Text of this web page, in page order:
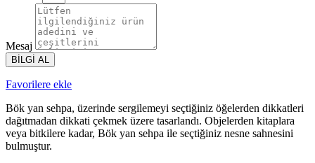
Mesaj
BİLGİ AL
Favorilere ekle
Bök yan sehpa, üzerinde sergilemeyi seçtiğiniz öğelerden dikkatleri
dağıtmadan dikkati çekmek üzere tasarlandı. Objelerden kitaplara
veya bitkilere kadar, Bök yan sehpa ile seçtiğiniz nesne sahnesini
bulmuştur.